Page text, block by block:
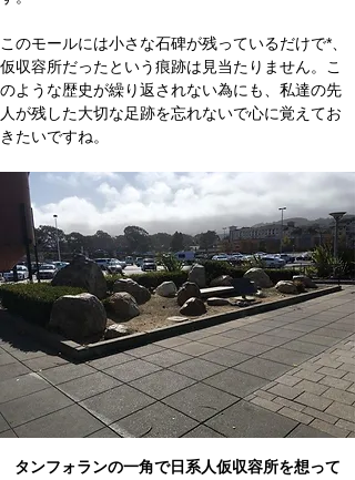
このモールには小さな石碑が残っているだけで*、
仮収容所だったという痕跡は見当たりません。こ
のような歴史が繰り返されない為にも、私達の先
人が残した大切な足跡を忘れないで心に覚えてお
きたいですね。
タンフォランの一角で日系人仮収容所を想って